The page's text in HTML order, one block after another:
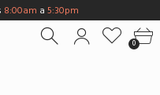
8:00am a 5:30pm
5:00pm
0